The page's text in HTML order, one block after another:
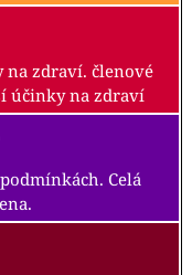
na zdraví. členové
účinky na zdraví
Celá